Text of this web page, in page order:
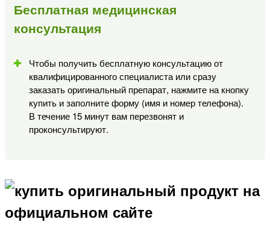
Бесплатная медицинская
консультация
Чтобы получить бесплатную консультацию от
квалифицированного специалиста или сразу
заказать оригинальный препарат, нажмите на кнопку
купить и заполните форму (имя и номер телефона).
В течение 15 минут вам перезвонят и
проконсультируют.